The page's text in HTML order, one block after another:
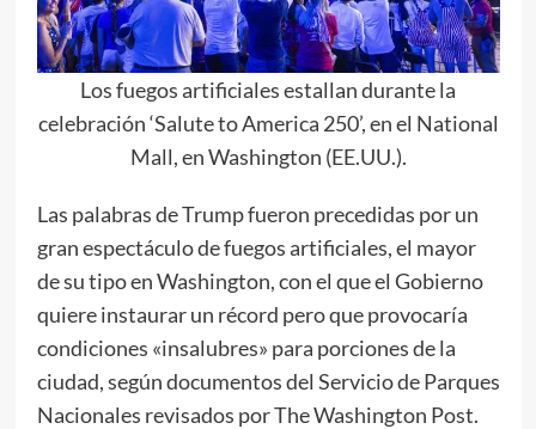
Los fuegos artificiales estallan durante la
celebración ‘Salute to America 250’, en el National
Mall, en Washington (EE.UU.).
Las palabras de Trump fueron precedidas por un
gran espectáculo de fuegos artificiales, el mayor
de su tipo en Washington, con el que el Gobierno
quiere instaurar un récord pero que provocaría
condiciones «insalubres» para porciones de la
ciudad, según documentos del Servicio de Parques
Nacionales revisados por The Washington Post.